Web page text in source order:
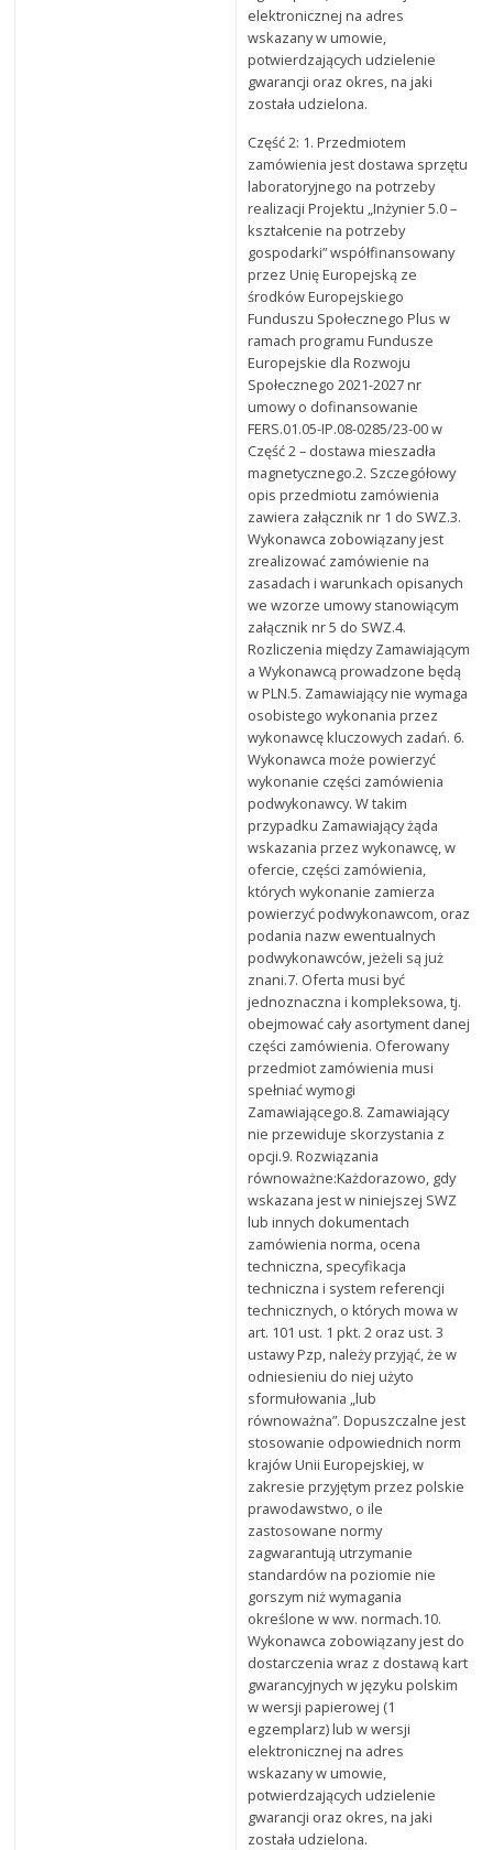
elektronicznej na adres
wskazany w umowie,
potwierdzających udzielenie
gwarancji oraz okres, na jaki
została udzielona.
Część 2: 1. Przedmiotem
zamówienia jest dostawa sprzętu
laboratoryjnego na potrzeby
realizacji Projektu „Inżynier 5.0 –
kształcenie na potrzeby
gospodarki” współfinansowany
przez Unię Europejską ze
środków Europejskiego
Funduszu Społecznego Plus w
ramach programu Fundusze
Europejskie dla Rozwoju
Społecznego 2021-2027 nr
umowy o dofinansowanie
FERS.01.05-IP.08-0285/23-00 w
Część 2 – dostawa mieszadła
magnetycznego.2. Szczegółowy
opis przedmiotu zamówienia
zawiera załącznik nr 1 do SWZ.3.
Wykonawca zobowiązany jest
zrealizować zamówienie na
zasadach i warunkach opisanych
we wzorze umowy stanowiącym
załącznik nr 5 do SWZ.4.
Rozliczenia między Zamawiającym
a Wykonawcą prowadzone będą
w PLN.5. Zamawiający nie wymaga
osobistego wykonania przez
wykonawcę kluczowych zadań. 6.
Wykonawca może powierzyć
wykonanie części zamówienia
podwykonawcy. W takim
przypadku Zamawiający żąda
wskazania przez wykonawcę, w
ofercie, części zamówienia,
których wykonanie zamierza
powierzyć podwykonawcom, oraz
podania nazw ewentualnych
podwykonawców, jeżeli są już
znani.7. Oferta musi być
jednoznaczna i kompleksowa, tj.
obejmować cały asortyment danej
części zamówienia. Oferowany
przedmiot zamówienia musi
spełniać wymogi
Zamawiającego.8. Zamawiający
nie przewiduje skorzystania z
opcji.9. Rozwiązania
równoważne:Każdorazowo, gdy
wskazana jest w niniejszej SWZ
lub innych dokumentach
zamówienia norma, ocena
techniczna, specyfikacja
techniczna i system referencji
technicznych, o których mowa w
art. 101 ust. 1 pkt. 2 oraz ust. 3
ustawy Pzp, należy przyjąć, że w
odniesieniu do niej użyto
sformułowania „lub
równoważna”. Dopuszczalne jest
stosowanie odpowiednich norm
krajów Unii Europejskiej, w
zakresie przyjętym przez polskie
prawodawstwo, o ile
zastosowane normy
zagwarantują utrzymanie
standardów na poziomie nie
gorszym niż wymagania
określone w ww. normach.10.
Wykonawca zobowiązany jest do
dostarczenia wraz z dostawą kart
gwarancyjnych w języku polskim
w wersji papierowej (1
egzemplarz) lub w wersji
elektronicznej na adres
wskazany w umowie,
potwierdzających udzielenie
gwarancji oraz okres, na jaki
została udzielona.